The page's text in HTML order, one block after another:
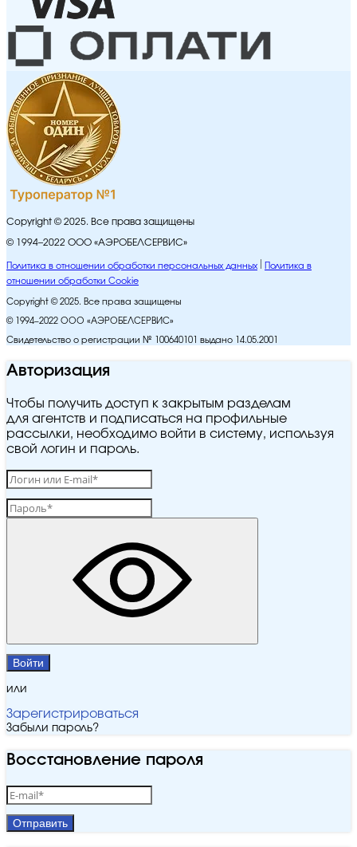
Copyright © 2025. Все права защищены
© 1994–2022 ООО «АЭРОБЕЛСЕРВИС»
Политика в отношении обработки персональных данных
Политика в
отношении обработки Cookie
Copyright © 2025. Все права защищены
© 1994–2022 ООО «АЭРОБЕЛСЕРВИС»
Свидетельство о регистрации № 100640101 выдано 14.05.2001
Авторизация
Чтобы получить доступ к закрытым разделам
для агентств и подписаться на профильные
рассылки, необходимо войти в систему, используя
свой логин и пароль.
Войти
или
Зарегистрироваться
Забыли пароль?
Восстановление пароля
Отправить